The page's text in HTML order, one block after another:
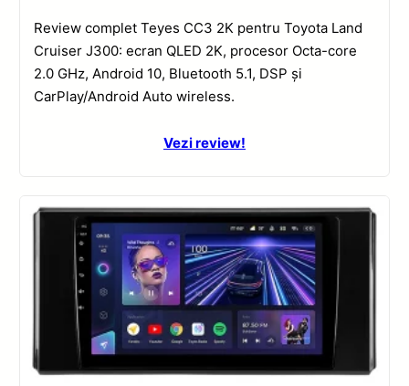
Review complet Teyes CC3 2K pentru Toyota Land
Cruiser J300: ecran QLED 2K, procesor Octa-core
2.0 GHz, Android 10, Bluetooth 5.1, DSP și
CarPlay/Android Auto wireless.
Vezi review!